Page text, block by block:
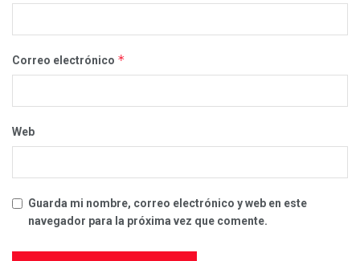
Correo electrónico *
Web
Guarda mi nombre, correo electrónico y web en este
navegador para la próxima vez que comente.